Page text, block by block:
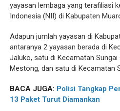
yayasan lembaga yang terafiliasi
Indonesia (NII) di Kabupaten
Adapun jumlah yayasan di
antaranya 2 yayasan berada di
Jaluko, satu di Kecamatan
Mestong, dan satu di Kecamatan
BACA JUGA: Polisi Tangkap
13 Paket Turut Diamankan